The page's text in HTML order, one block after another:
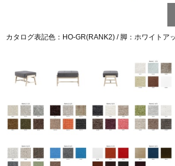
カタログ表記色：HO-GR(RANK2) / 脚：ホワイトア